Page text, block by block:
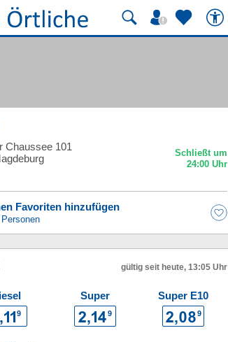
Chaussee 101
Favoriten hinzufügen
gültig seit heute, 13:05 Uhr
Super Super E10